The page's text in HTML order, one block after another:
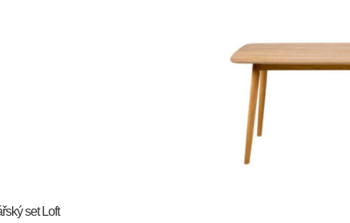
set Loft